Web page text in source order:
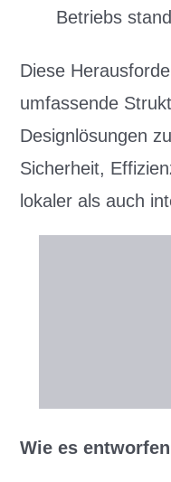
Betriebs
Diese
umfassende
Designlösungen
Sicherheit,
lokaler als auch
Wie es